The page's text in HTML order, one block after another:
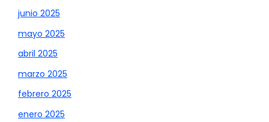
junio 2025
mayo 2025
abril 2025
marzo 2025
febrero 2025
enero 2025